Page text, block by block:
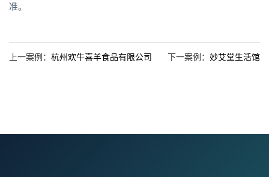
准。
上一案例： 杭州欢牛喜羊食品有限公司 下一案例： 妙艾堂生活馆